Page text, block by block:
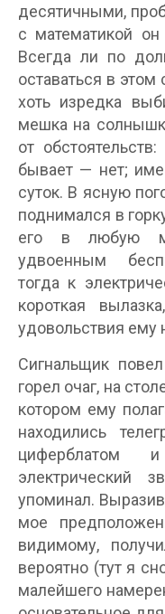
десятичными,
с математикой
Всегда ли по
оставаться в
хоть изредка
мешка на
от
бывает — нет;
суток. В ясную
поднимался в
его в любую
удвоенным
тогда к
короткая
удовольствия ему
Сигнальщик
горел очаг, на
котором ему
находились
циферблатом
электрический
упоминал.
мое
видимому,
вероятно (тут я
малейшего